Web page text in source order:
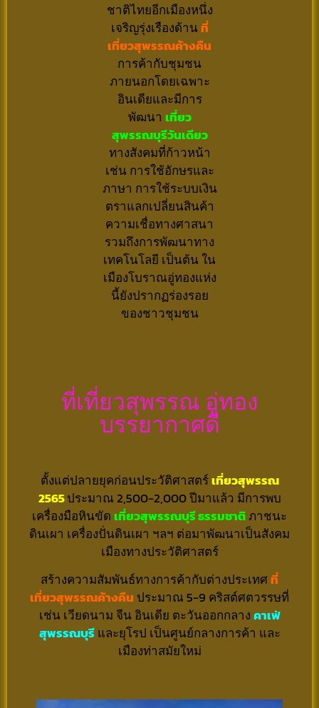
ชาติไทยอีกเมืองหนึ่ง
เจริญรุ่งเรืองด้านที่
เที่ยวสุพรรณค้างคืน
การค้ากับชุมชน
ภายนอกโดยเฉพาะ
อินเดียและมีการ
พัฒนา เที่ยว
สุพรรณบุรีวันเดียว
ทางสังคมที่ก้าวหน้า
เช่น การใช้อักษรและ
ภาษา การใช้ระบบเงิน
ตราแลกเปลี่ยนสินค้า
ความเชื่อทางศาสนา
รวมถึงการพัฒนาทาง
เทคโนโลยี เป็นต้น ใน
เมืองโบราณอู่ทองแห่ง
นี้ยังปรากฏร่องรอย
ของชาวชุมชน
ที่เที่ยวสุพรรณ อู่ทอง
บรรยากาศดี
ตั้งแต่ปลายยุคก่อนประวัติศาสตร์เที่ยวสุพรรณ
2565ประมาณ 2,500-2,000 ปีมาแล้ว มีการพบ
เครื่องมือหินขัดเที่ยวสุพรรณบุรี ธรรมชาติภาชนะ
ดินเผา เครื่องปั่นดินเผา ฯลฯ ต่อมาพัฒนาเป็นสังคม
เมืองทางประวัติศาสตร์
สร้างความสัมพันธ์ทางการค้ากับต่างประเทศที่
เที่ยวสุพรรณค้างคืน ประมาณ 5-9 คริสต์ศตวรรษที่
เช่น เวียดนาม จีน อินเดีย ตะวันออกกลางคาเฟ่
สุพรรณบุรี และยุโรป เป็นศูนย์กลางการค้า และ
เมืองท่าสมัยใหม่